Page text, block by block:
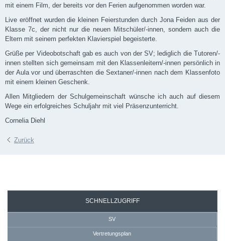
mit einem Film, der bereits vor den Ferien aufgenommen worden war.
Live eröffnet wurden die kleinen Feierstunden durch Jona Feiden aus der
Klasse 7c, der nicht nur die neuen Mitschüler/-innen, sondern auch die
Eltern mit seinem perfekten Klavierspiel begeisterte.
Grüße per Videobotschaft gab es auch von der SV; lediglich die Tutoren/-
innen stellten sich gemeinsam mit den Klassenleitern/-innen persönlich in
der Aula vor und überraschten die Sextaner/-innen nach dem Klassenfoto
mit einem kleinen Geschenk.
Allen Mitgliedern der Schulgemeinschaft wünsche ich auch auf diesem
Wege ein erfolgreiches Schuljahr mit viel Präsenzunterricht.
Cornelia Diehl
Zurück
SCHNELLZUGRIFF
SV
Vertretungsplan